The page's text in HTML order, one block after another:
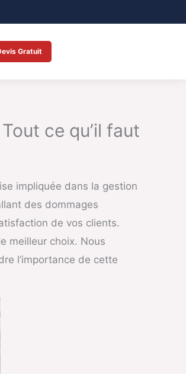
Gratuit
ce qu’il faut
impliquée dans la gestion
des dommages
de vos clients.
meilleur choix. Nous
l’importance de cette